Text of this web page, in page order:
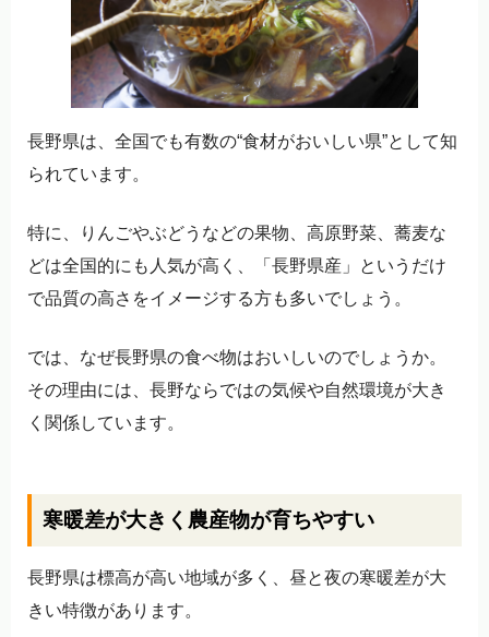
長野県は、全国でも有数の“食材がおいしい県”として知
られています。
特に、りんごやぶどうなどの果物、高原野菜、蕎麦な
どは全国的にも人気が高く、「長野県産」というだけ
で品質の高さをイメージする方も多いでしょう。
では、なぜ長野県の食べ物はおいしいのでしょうか。
その理由には、長野ならではの気候や自然環境が大き
く関係しています。
寒暖差が大きく農産物が育ちやすい
長野県は標高が高い地域が多く、昼と夜の寒暖差が大
きい特徴があります。